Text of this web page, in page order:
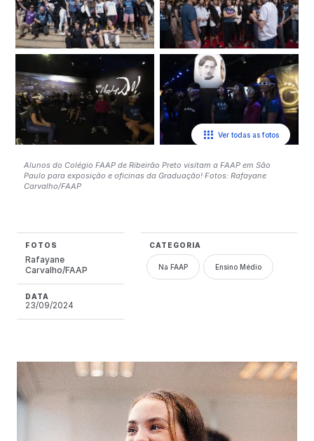
Ver todas as fotos
Alunos do Colégio FAAP de Ribeirão Preto visitam a FAAP em São
Paulo para exposição e oficinas da Graduação! Fotos: Rafayane
Carvalho/FAAP
FOTOS
Rafayane
Carvalho/FAAP
DATA
23/09/2024
CATEGORIA
Na FAAP Ensino Médio